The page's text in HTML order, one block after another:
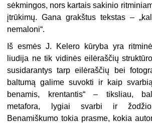
sėkmingos, nors kartais sakinio
įtrūkimų. Gana grakštus tekstas –
nemaloni“.
Iš esmės J. Kelero kūryba yra
liudija ne tik vidinės eilėraščių
susidarantys tarp eilėraščių bei
baltumą galime suvokti ir kaip
benamis, krentantis“ – tiksliau,
metafora, lygiai svarbi ir
Benamiškumo tokia prasme, kokia